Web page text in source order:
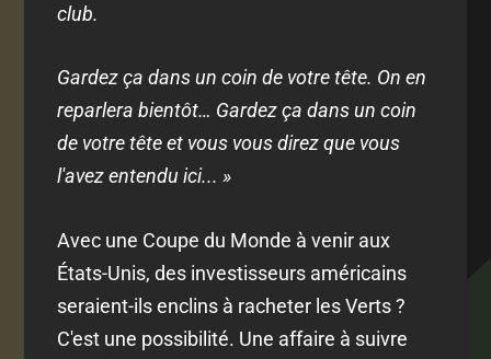
club.
Gardez ça dans un coin de votre tête. On en
reparlera bientôt… Gardez ça dans un coin
de votre tête et vous vous direz que vous
l'avez entendu ici... »
Avec une Coupe du Monde à venir aux
États-Unis, des investisseurs américains
seraient-ils enclins à racheter les Verts ?
C'est une possibilité. Une affaire à suivre